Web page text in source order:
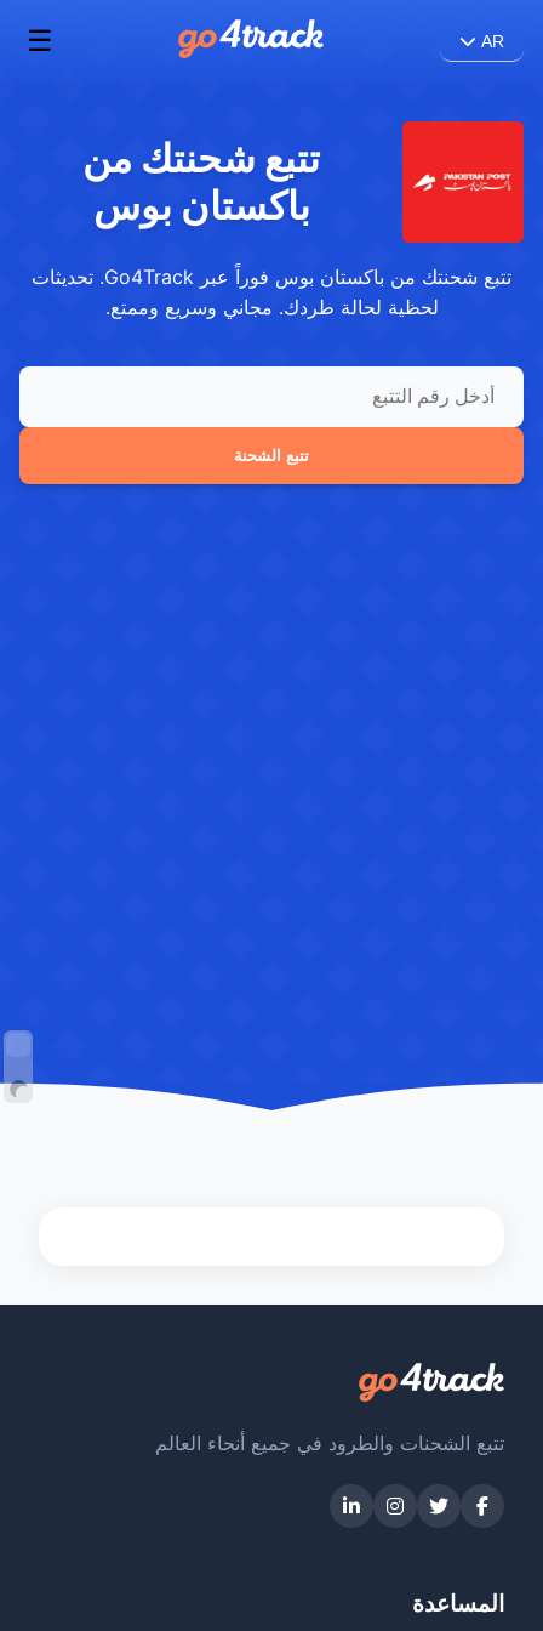
AR
☰
تتبع شحنتك من
باكستان بوس
تتبع شحنتك من باكستان بوس فوراً عبر Go4Track. تحديثات
لحظية لحالة طردك. مجاني وسريع وممتع.
تتبع الشحنة
تتبع الشحنات والطرود في جميع أنحاء العالم
المساعدة